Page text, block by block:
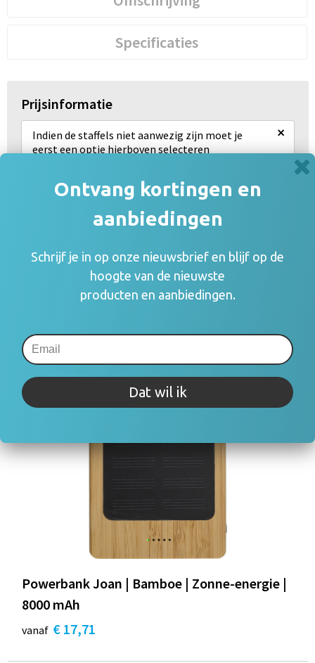
Specificaties
Prijsinformatie
Indien de staffels niet aanwezig zijn moet je
eerst een optie hierboven selecteren
×
Powerbank Joan | Bamboe | Zonne-energie |
8000 mAh
vanaf € 17,71
Ontvang kortingen en
aanbiedingen
Schrijf je in op onze nieuwsbrief en blijf op de
hoogte van de nieuwste
producten en aanbiedingen.
Dat wil ik